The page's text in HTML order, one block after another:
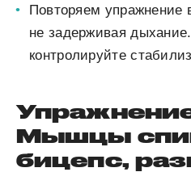
Повторяем упражнение
не задерживая
контролируйте
Мышцы
бицепс,